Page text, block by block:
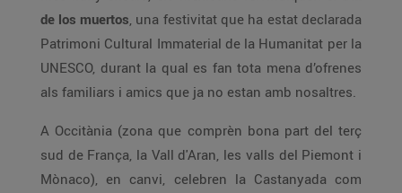
de los muertos, una festivitat que ha estat declarada
Patrimoni Cultural Immaterial de la Humanitat per la
UNESCO, durant la qual es fan tota mena d’ofrenes
als familiars i amics que ja no estan amb nosaltres.
A Occitània (zona que comprèn bona part del terç
sud de França, la Vall d'Aran, les valls del Piemont i
Mònaco), en canvi, celebren la Castanyada com